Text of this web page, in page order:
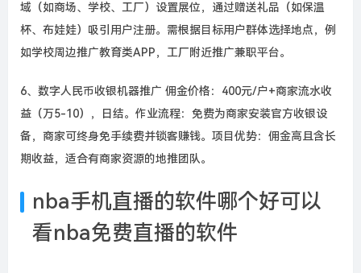
域（如商场、学校、工厂）设置展位，通过赠送礼品（如保温
杯、布娃娃）吸引用户注册。需根据目标用户群体选择地点，例
如学校周边推广教育类APP，工厂附近推广兼职平台。
6、数字人民币收银机器推广 佣金价格：400元/户+商家流水收
益（万5-10），日结。作业流程：免费为商家安装官方收银设
备，商家可终身免手续费并锁客赚钱。项目优势：佣金高且含长
期收益，适合有商家资源的地推团队。
nba手机直播的软件哪个好可以
看nba免费直播的软件